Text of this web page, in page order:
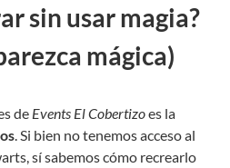
sin usar magia?
mágica)
de Events El Cobertizoes la
. Si bien no tenemos acceso al
sí sabemos cómo recrearlo